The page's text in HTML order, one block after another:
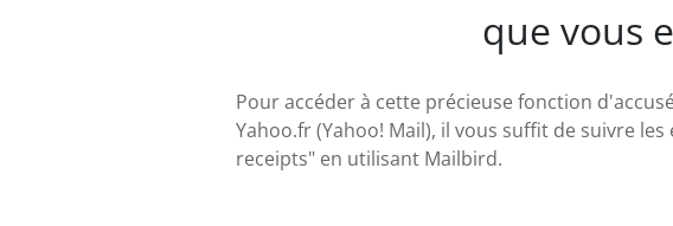
que vous
Pour accéder à cette précieuse fonction
Yahoo.fr (Yahoo! Mail), il vous suffit de suivre
receipts" en utilisant Mailbird.